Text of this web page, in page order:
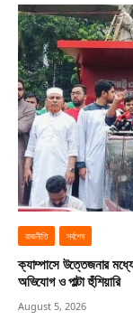
রাজনীতি সর্বশেষ
ক্যাম্পাসে উত্তেজনার
অভিযোগ ও পাল্টা হুঁশিয়ারি
August 5, 2026